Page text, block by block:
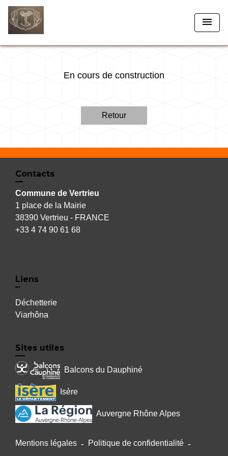
menu
En cours de construction
Retour
Contacts
Commune de Vertrieu
1 place de la Mairie
38390 Vertrieu - FRANCE
+33 4 74 90 61 68
Liens
Déchetterie
Viarhôna
Sites utiles
Balcons du Dauphiné
Isère
Auvergne Rhône Alpes
Mentions légales - Politique de confidentialité -